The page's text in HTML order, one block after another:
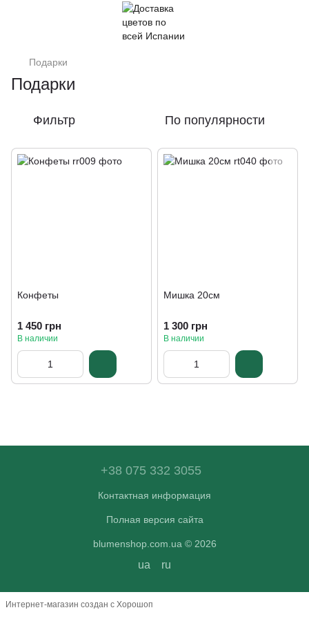
Подарки
Подарки
Фильтр По популярности
Конфеты
1 450 грн
В наличии
Мишка 20см
1 300 грн
В наличии
+38 075 332 3055
Контактная информация
Полная версия сайта
blumenshop.com.ua © 2026
ua ru
Интернет-магазин создан с Хорошоп